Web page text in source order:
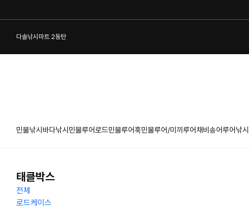
다솔낚시마트 2동탄
민물낚시 바다낚시 민물루어로드민물루어훅민물루어/미끼 루어채비 송어루어낚시
태클박스
전체
로드케이스